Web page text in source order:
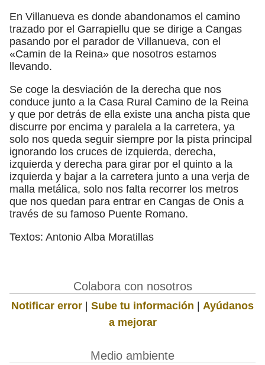
En Villanueva es donde abandonamos el camino
trazado por el Garrapiellu que se dirige a Cangas
pasando por el parador de Villanueva, con el
«Camin de la Reina» que nosotros estamos
llevando.
Se coge la desviación de la derecha que nos
conduce junto a la Casa Rural Camino de la Reina
y que por detrás de ella existe una ancha pista que
discurre por encima y paralela a la carretera, ya
solo nos queda seguir siempre por la pista principal
ignorando los cruces de izquierda, derecha,
izquierda y derecha para girar por el quinto a la
izquierda y bajar a la carretera junto a una verja de
malla metálica, solo nos falta recorrer los metros
que nos quedan para entrar en Cangas de Onis a
través de su famoso Puente Romano.
Textos: Antonio Alba Moratillas
Colabora con nosotros
Notificar error | Sube tu información | Ayúdanos
a mejorar
Medio ambiente